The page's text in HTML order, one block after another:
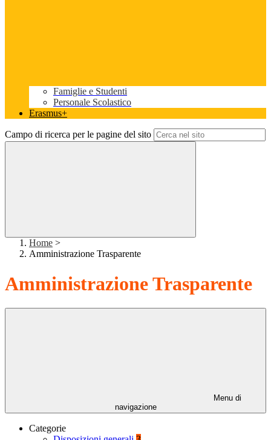
Famiglie e Studenti
Personale Scolastico
Erasmus+
Campo di ricerca per le pagine del sito
Home >
Amministrazione Trasparente
Amministrazione Trasparente
Menu di
navigazione
Categorie